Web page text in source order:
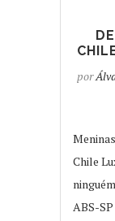
por
Chile
ABS-